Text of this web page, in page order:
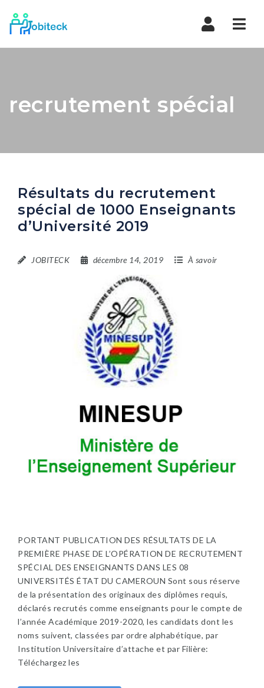
recrutement spécial
Résultats du recrutement
spécial de 1000 Enseignants
d’Université 2019
JOBITECK décembre 14, 2019 À savoir
PORTANT PUBLICATION DES RÉSULTATS DE LA
PREMIÈRE PHASE DE L’OPÉRATION DE RECRUTEMENT
SPÉCIAL DES ENSEIGNANTS DANS LES 08
UNIVERSITÉS ÉTAT DU CAMEROUN Sont sous réserve
de la présentation des originaux des diplômes requis,
déclarés recrutés comme enseignants pour le compte de
l’année Académique 2019-2020, les candidats dont les
noms suivent, classées par ordre alphabétique, par
Institution Universitaire d’attache et par Filière:
Téléchargez les